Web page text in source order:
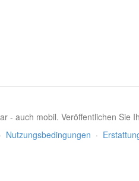
- auch mobil. Veröffentlichen Sie
· Nutzungsbedingungen ·